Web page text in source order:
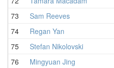
73
Sam Reeves
74
Regan Yan
75
Stefan Nikolovski
76
Mingyuan Jing